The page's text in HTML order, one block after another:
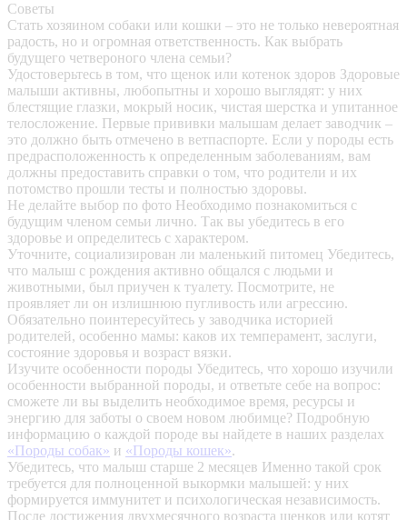
Советы
Стать хозяином собаки или кошки – это не только невероятная
радость, но и огромная ответственность. Как выбрать
будущего четвероного члена семьи?
Удостоверьтесь в том, что щенок или котенок здоров Здоровые
малыши активны, любопытны и хорошо выглядят: у них
блестящие глазки, мокрый носик, чистая шерстка и упитанное
телосложение. Первые прививки малышам делает заводчик –
это должно быть отмечено в ветпаспорте. Если у породы есть
предрасположенность к определенным заболеваниям, вам
должны предоставить справки о том, что родители и их
потомство прошли тесты и полностью здоровы.
Не делайте выбор по фото Необходимо познакомиться с
будущим членом семьи лично. Так вы убедитесь в его
здоровье и определитесь с характером.
Уточните, социализирован ли маленький питомец Убедитесь,
что малыш с рождения активно общался с людьми и
животными, был приучен к туалету. Посмотрите, не
проявляет ли он излишнюю пугливость или агрессию.
Обязательно поинтересуйтесь у заводчика историей
родителей, особенно мамы: каков их темперамент, заслуги,
состояние здоровья и возраст вязки.
Изучите особенности породы Убедитесь, что хорошо изучили
особенности выбранной породы, и ответьте себе на вопрос:
сможете ли вы выделить необходимое время, ресурсы и
энергию для заботы о своем новом любимце? Подробную
информацию о каждой породе вы найдете в наших разделах
«Породы собак» и «Породы кошек».
Убедитесь, что малыш старше 2 месяцев Именно такой срок
требуется для полноценной выкормки малышей: у них
формируется иммунитет и психологическая независимость.
После достижения двухмесячного возраста щенков или котят